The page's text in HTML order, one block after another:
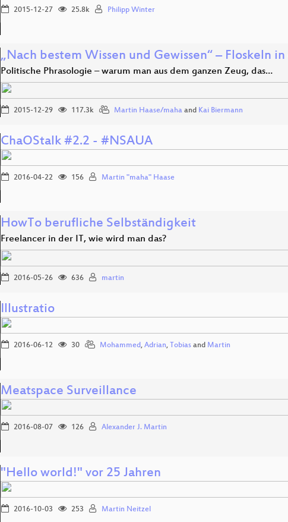
2015-12-27 25.8k Philipp Winter
„Nach bestem Wissen und Gewissen“ – Floskeln
Politische Phrasologie – warum man aus dem ganzen Zeug, das…
2015-12-29 117.3k Martin Haase/maha and Kai Biermann
ChaOStalk #2.2 - #NSAUA
2016-04-22 156 Martin "maha" Haase
HowTo berufliche Selbständigkeit
Freelancer in der IT, wie wird man das?
2016-05-26 636 martin
Illustratio
2016-06-12 30 Mohammed, Adrian, Tobias and Martin
Meatspace Surveillance
2016-08-07 126 Alexander J. Martin
"Hello world!" vor 25 Jahren
2016-10-03 253 Martin Neitzel